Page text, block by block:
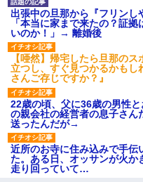
出張中の旦那から『フリン
「本当に家まで来たの？証
いのか！」→ 離婚後
【唖然】帰宅したら旦那の
立つし、すぐ見つかるかも
さんご存じですか？』
22歳の頃、父に36歳の男性
の親会社の経営者の息子さん
送ったんだが→
近所のお寺に住み込みで手伝
た。ある日、オッサンが火か
走り回っていて…